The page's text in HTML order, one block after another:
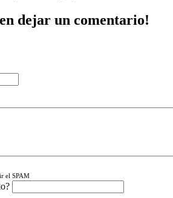
dejar un comentario!
el SPAM